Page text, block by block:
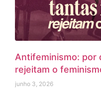
Antifeminismo: por
rejeitam o
junho 3, 2026